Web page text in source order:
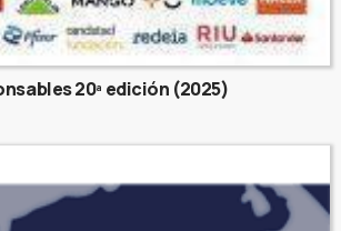
20ª edición (2025)